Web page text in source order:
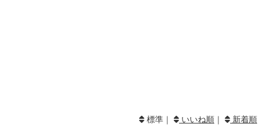
標準｜ いいね順 ｜ 新着順